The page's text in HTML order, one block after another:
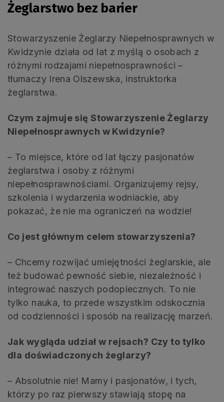
Żeglarstwo bez barier
Stowarzyszenie Żeglarzy Niepełnosprawnych w
Kwidzynie działa od lat z myślą o osobach z
różnymi rodzajami niepełnosprawności –
tłumaczy Irena Olszewska, instruktorka
żeglarstwa.
Czym zajmuje się Stowarzyszenie Żeglarzy
Niepełnosprawnych w Kwidzynie?
– To miejsce, które od lat łączy pasjonatów
żeglarstwa i osoby z różnymi
niepełnosprawnościami. Organizujemy rejsy,
szkolenia i wydarzenia wodniackie, aby
pokazać, że nie ma ograniczeń na wodzie!
Co jest głównym celem stowarzyszenia?
– Chcemy rozwijać umiejętności żeglarskie, ale
też budować pewność siebie, niezależność i
integrować naszych podopiecznych. To nie
tylko nauka, to przede wszystkim odskocznia
od codzienności i sposób na realizację marzeń.
Jak wygląda udział w rejsach? Czy to tylko
dla doświadczonych żeglarzy?
– Absolutnie nie! Mamy i pasjonatów, i tych,
którzy po raz pierwszy stawiają stopę na